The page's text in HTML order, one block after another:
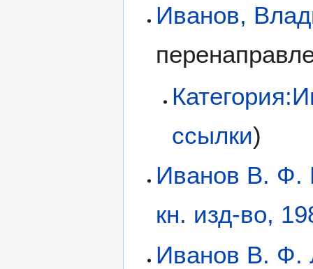
Иванов,
ссылки)
Иванов В. Ф.
кн. изд-во,
Иванов В. Ф.